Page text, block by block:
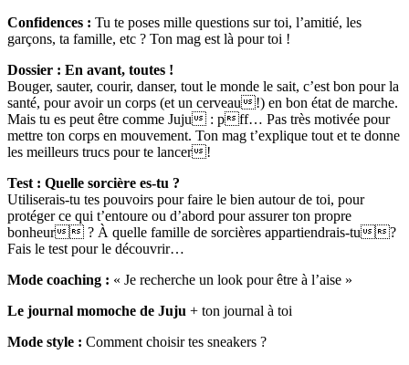
Confidences : Tu te poses mille questions sur toi, l’amitié, les
garçons, ta famille, etc ? Ton mag est là pour toi !
Dossier : En avant, toutes !
Bouger, sauter, courir, danser, tout le monde le sait, c’est bon pour la
santé, pour avoir un corps (et un cerveau!) en bon état de marche.
Mais tu es peut être comme Juju : pff… Pas très motivée pour
mettre ton corps en mouvement. Ton mag t’explique tout et te donne
les meilleurs trucs pour te lancer!
Test : Quelle sorcière es-tu ?
Utiliserais-tu tes pouvoirs pour faire le bien autour de toi, pour
protéger ce qui t’entoure ou d’abord pour assurer ton propre
bonheur ? À quelle famille de sorcières appartiendrais-tu?
Fais le test pour le découvrir…
Mode coaching : « Je recherche un look pour être à l’aise »
Le journal momoche de Juju + ton journal à toi
Mode style : Comment choisir tes sneakers ?